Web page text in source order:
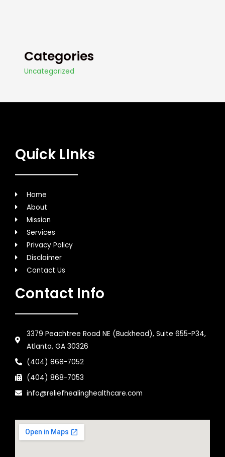
Categories
Uncategorized
Quick LInks
Home
About
Mission
Services
Privacy Policy
Disclaimer
Contact Us
Contact Info
3379 Peachtree Road NE (Buckhead), Suite 655-P34,
Atlanta, GA 30326
(404) 868-7052
(404) 868-7053
info@reliefhealinghealthcare.com